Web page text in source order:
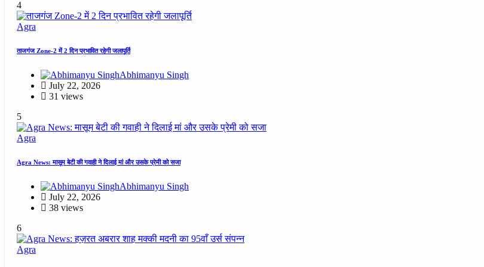
4
Agra
ताजगंज Zone-2 में 2 दिन प्रभावित रहेगी जलापूर्ति
Abhimanyu Singh
July 22, 2026
31 views
5
Agra
Agra News: मासूम बेटी की गवाही ने दिलाई मां और उसके प्रेमी को सजा
Abhimanyu Singh
July 22, 2026
38 views
6
Agra